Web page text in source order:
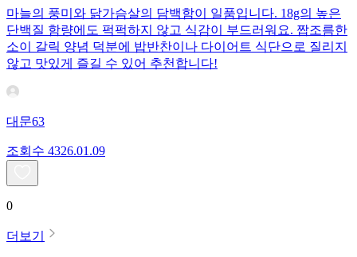
마늘의 풍미와 닭가슴살의 담백함이 일품입니다. 18g의 높은
단백질 함량에도 퍽퍽하지 않고 식감이 부드러워요. 짭조름한
소이 갈릭 양념 덕분에 밥반찬이나 다이어트 식단으로 질리지
않고 맛있게 즐길 수 있어 추천합니다!
대문63
조회수 4326.01.09
0
더보기